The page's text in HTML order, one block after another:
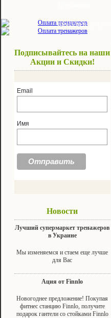
Красота и здоровье
Подписывайтесь на наши
Акции и Скидки!
Email
Имя
Новости
Лучший супермаркет тренажеров
в Украине
Мы изменяемся и стаем еще лучше
для Вас
Ация от Finnlo
Новогоднее предложение! Покупая
фитнес станцию Finnlo, получите
подарок гантели со стойками Finnlo